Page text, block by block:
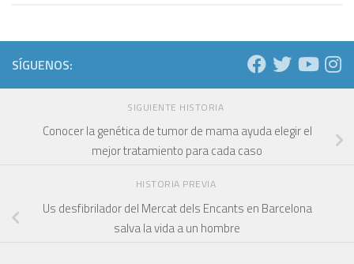
SÍGUENOS:
SIGUIENTE HISTORIA
Conocer la genética de tumor de mama ayuda elegir el
mejor tratamiento para cada caso
HISTORIA PREVIA
Us desfibrilador del Mercat dels Encants en Barcelona
salva la vida a un hombre